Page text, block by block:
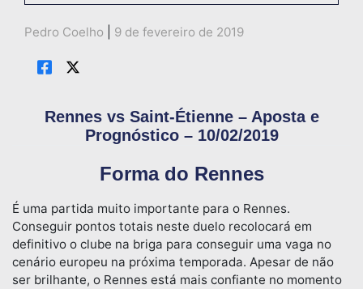
Pedro Coelho 9 de fevereiro de 2019
Rennes vs Saint-Étienne – Aposta e
Prognóstico – 10/02/2019
Forma do Rennes
É uma partida muito importante para o Rennes.
Conseguir pontos totais neste duelo recolocará em
definitivo o clube na briga para conseguir uma vaga no
cenário europeu na próxima temporada. Apesar de não
ser brilhante, o Rennes está mais confiante no momento